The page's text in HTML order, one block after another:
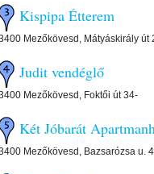
Kispipa Étterem
Mezőkövesd, Mátyáskirály út
Judit vendéglő
Mezőkövesd, Foktői út 34-
Két Jóbarát
Mezőkövesd, Bazsarózsa u.